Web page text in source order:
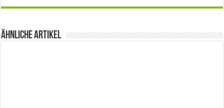
Ähnliche Artikel